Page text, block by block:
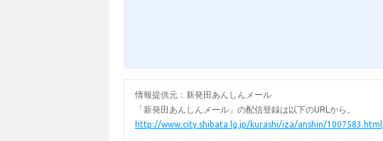
情報提供元：新発田あんしんメール
「新発田あんしんメール」の配信登録は以下のURLから。
http://www.city.shibata.lg.jp/kurashi/iza/anshin/1007583.html